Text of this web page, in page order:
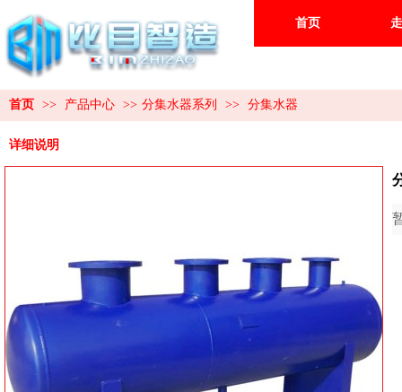
首页
首页 >> 产品中心 >> 分集水器系列 >> 分集水器
详细说明